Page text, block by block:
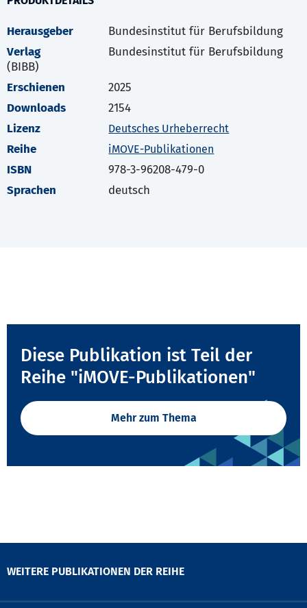
Herausgeber
Bundesinstitut für Berufsbildung
Verlag
Bundesinstitut für Berufsbildung
(BIBB)
Erschienen
2025
Downloads
2154
Lizenz
Deutsches Urheberrecht
Reihe iMOVE-Publikationen
ISBN
978-3-96208-479-0
Sprachen
deutsch
Diese Publikation ist Teil der
Reihe "iMOVE-Publikationen"
Mehr zum Thema
WEITERE PUBLIKATIONEN DER REIHE